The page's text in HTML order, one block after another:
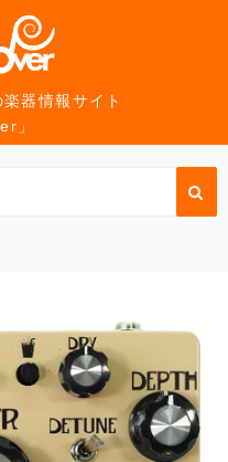
器情報サイト
」